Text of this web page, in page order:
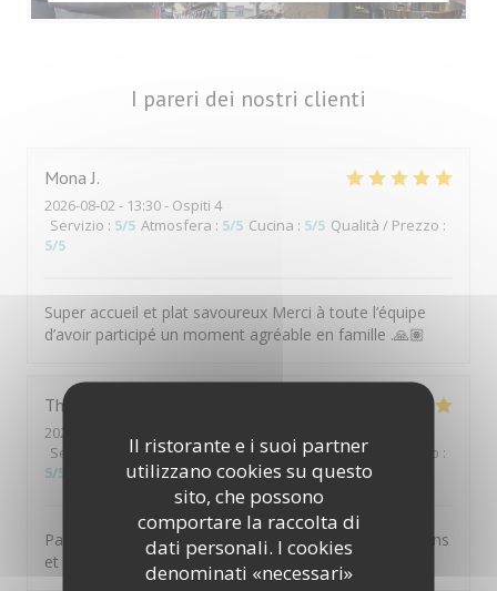
Il ristorante e i suoi partner
utilizzano cookies su questo
sito, che possono
comportare la raccolta di
dati personali. I cookies
denominati «necessari»
I pareri dei nostri clienti
Mona J
2026-08-02- 13:30 - Ospiti 4
Servizio : 5/5 Atmosfera : 5/5 Cucina : 5/5 Qualità / Prezzo :
5/5
Super accueil et plat savoureux Merci à toute l’équipe
d’avoir participé un moment agréable en famille .🙏🏽
Thierry
2026-08-01
Servizio
/5 Atmosfera:5 /5 Cucina: 5/5 Qualità / Prezzo :
5/5
Parfait comme à chaque fois. Personnel aux petits soins
et mets délicieux